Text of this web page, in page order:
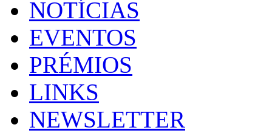
NOTÍCIAS
EVENTOS
PRÉMIOS
LINKS
NEWSLETTER